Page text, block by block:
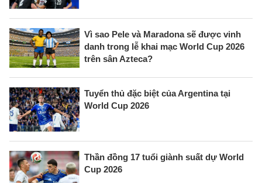
Vì sao Pele và Maradona sẽ được vinh
danh trong lễ khai mạc World Cup 2026
trên sân Azteca?
Tuyển thủ đặc biệt của Argentina tại
World Cup 2026
Thần đồng 17 tuổi giành suất dự World
Cup 2026